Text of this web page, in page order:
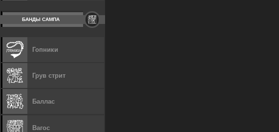
БАНДЫ САМПА
Гопники
Грув стрит
Баллас
Вагос